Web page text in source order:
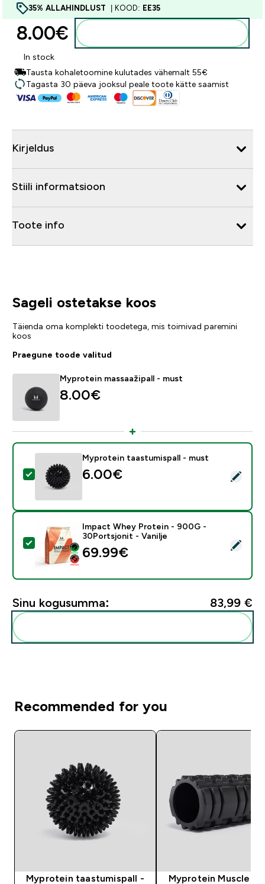
35% ALLAHINDLUST | KOOD: EE35
8.00€‎
In stock
Tausta kohaletoomine kulutades vähemalt 55€
Tagasta 30 päeva jooksul peale toote kätte saamist
Kirjeldus
Stiili informatsioon
Toote info
Sageli ostetakse koos
Täienda oma komplekti toodetega, mis toimivad paremini
koos
Praegune toode valitud
Myprotein massaažipall - must
8.00€‎
Vali see toode - Myprotein taastumispall - must
Myprotein taastumispall - must
6.00€‎
Vali see toode - Impact Whey Protein - 900G -
Impact Whey Protein - 900G -
30Portsjonit - Vanilje
69.99€‎
Sinu kogusumma: 83,99 €‎
Recommended for you
Myprotein taastumispall -
Myprotein Muscle